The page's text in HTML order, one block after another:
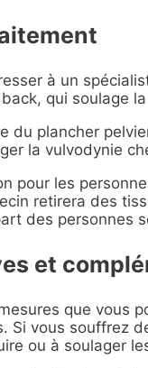
à un
qui soulage
du plancher
la vulvodynie
pour les
retirera des
des personnes
et
que vous
Si vous souffrez
ou à soulager